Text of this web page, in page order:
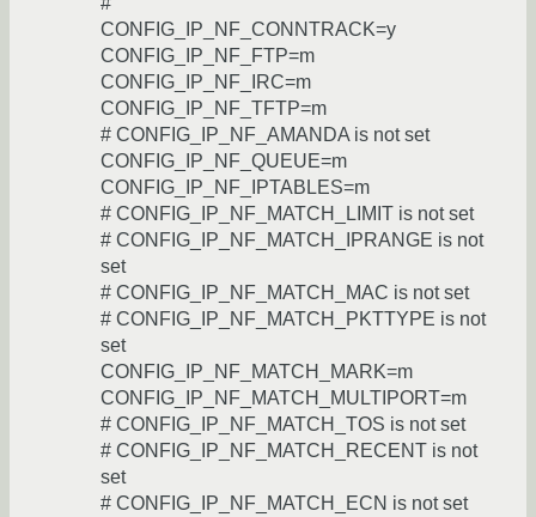
CONFIG_IP_NF_CONNTRACK=y
CONFIG_IP_NF_FTP=m
CONFIG_IP_NF_IRC=m
CONFIG_IP_NF_TFTP=m
# CONFIG_IP_NF_AMANDA is not set
CONFIG_IP_NF_QUEUE=m
CONFIG_IP_NF_IPTABLES=m
# CONFIG_IP_NF_MATCH_LIMIT is not set
# CONFIG_IP_NF_MATCH_IPRANGE is not
set
# CONFIG_IP_NF_MATCH_MAC is not set
# CONFIG_IP_NF_MATCH_PKTTYPE is not
set
CONFIG_IP_NF_MATCH_MARK=m
CONFIG_IP_NF_MATCH_MULTIPORT=m
# CONFIG_IP_NF_MATCH_TOS is not set
# CONFIG_IP_NF_MATCH_RECENT is not
set
# CONFIG_IP_NF_MATCH_ECN is not set